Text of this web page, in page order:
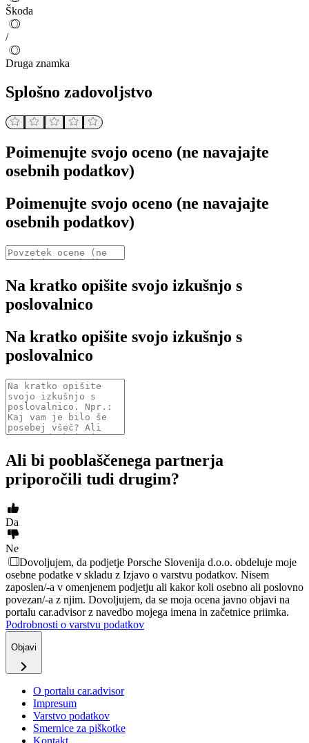
Škoda
/
Druga znamka
Splošno zadovoljstvo
Poimenujte svojo oceno (ne navajajte
osebnih podatkov)
Poimenujte svojo oceno (ne navajajte
osebnih podatkov)
Na kratko opišite svojo izkušnjo s
poslovalnico
Na kratko opišite svojo izkušnjo s
poslovalnico
Ali bi pooblaščenega partnerja
priporočili tudi drugim?
Da
Ne
Dovoljujem, da podjetje Porsche Slovenija d.o.o. obdeluje moje
osebne podatke v skladu z Izjavo o varstvu podatkov. Nisem
zaposlen/-a v omenjenem podjetju ali kakor koli osebno ali poslovno
povezan/-a z njim. Dovoljujem, da se moja ocena javno objavi na
portalu car.advisor z navedbo mojega imena in začetnice priimka.
Podrobnosti o varstvu podatkov
Objavi
O portalu car.advisor
Impresum
Varstvo podatkov
Smernice za piškotke